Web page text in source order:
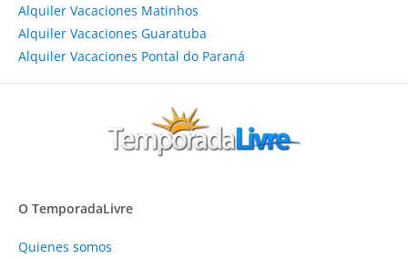
Alquiler Vacaciones Matinhos
Alquiler Vacaciones Guaratuba
Alquiler Vacaciones Pontal do Paraná
O TemporadaLivre
Quienes somos